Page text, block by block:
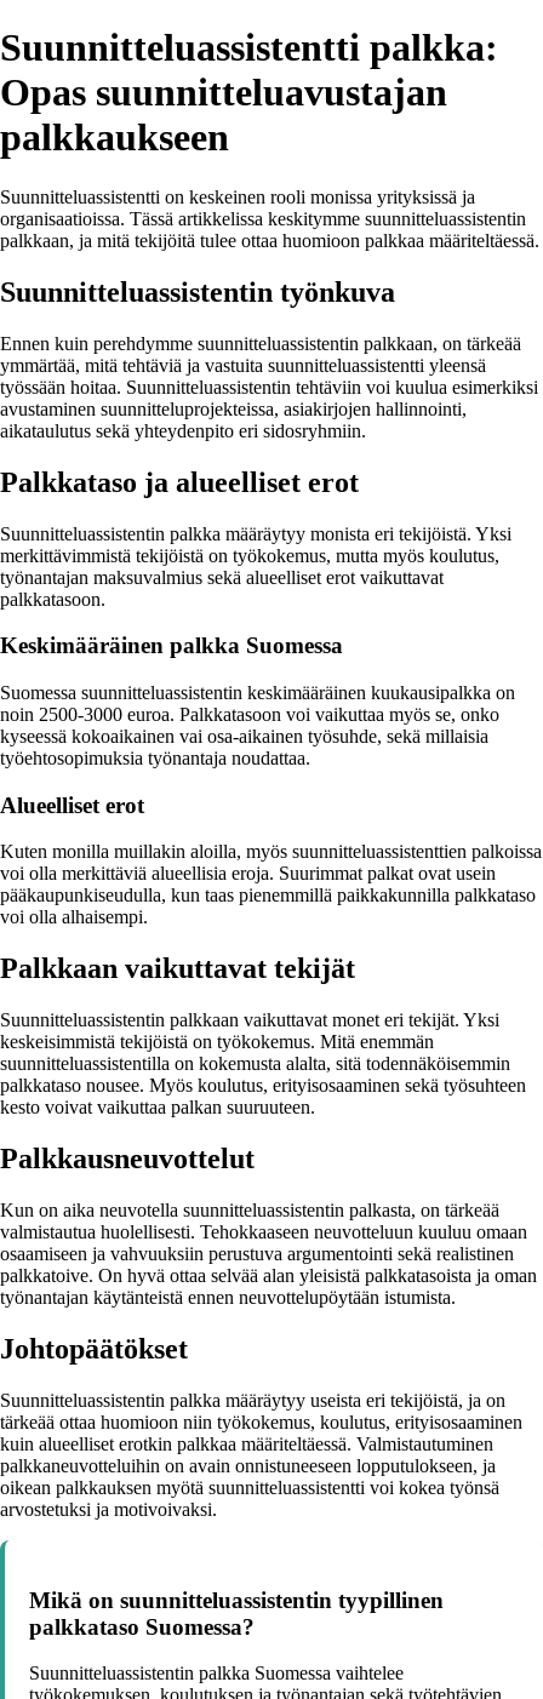
Suunnitteluassistentti palkka:
Opas suunnitteluavustajan
palkkaukseen
Suunnitteluassistentti on keskeinen rooli monissa yrityksissä ja
organisaatioissa. Tässä artikkelissa keskitymme suunnitteluassistentin
palkkaan, ja mitä tekijöitä tulee ottaa huomioon palkkaa määriteltäessä.
Suunnitteluassistentin työnkuva
Ennen kuin perehdymme suunnitteluassistentin palkkaan, on tärkeää
ymmärtää, mitä tehtäviä ja vastuita suunnitteluassistentti yleensä
työssään hoitaa. Suunnitteluassistentin tehtäviin voi kuulua esimerkiksi
avustaminen suunnitteluprojekteissa, asiakirjojen hallinnointi,
aikataulutus sekä yhteydenpito eri sidosryhmiin.
Palkkataso ja alueelliset erot
Suunnitteluassistentin palkka määräytyy monista eri tekijöistä. Yksi
merkittävimmistä tekijöistä on työkokemus, mutta myös koulutus,
työnantajan maksuvalmius sekä alueelliset erot vaikuttavat
palkkatasoon.
Keskimääräinen palkka Suomessa
Suomessa suunnitteluassistentin keskimääräinen kuukausipalkka on
noin 2500-3000 euroa. Palkkatasoon voi vaikuttaa myös se, onko
kyseessä kokoaikainen vai osa-aikainen työsuhde, sekä millaisia
työehtosopimuksia työnantaja noudattaa.
Alueelliset erot
Kuten monilla muillakin aloilla, myös suunnitteluassistenttien palkoissa
voi olla merkittäviä alueellisia eroja. Suurimmat palkat ovat usein
pääkaupunkiseudulla, kun taas pienemmillä paikkakunnilla palkkataso
voi olla alhaisempi.
Palkkaan vaikuttavat tekijät
Suunnitteluassistentin palkkaan vaikuttavat monet eri tekijät. Yksi
keskeisimmistä tekijöistä on työkokemus. Mitä enemmän
suunnitteluassistentilla on kokemusta alalta, sitä todennäköisemmin
palkkataso nousee. Myös koulutus, erityisosaaminen sekä työsuhteen
kesto voivat vaikuttaa palkan suuruuteen.
Palkkausneuvottelut
Kun on aika neuvotella suunnitteluassistentin palkasta, on tärkeää
valmistautua huolellisesti. Tehokkaaseen neuvotteluun kuuluu omaan
osaamiseen ja vahvuuksiin perustuva argumentointi sekä realistinen
palkkatoive. On hyvä ottaa selvää alan yleisistä palkkatasoista ja oman
työnantajan käytänteistä ennen neuvottelupöytään istumista.
Johtopäätökset
Suunnitteluassistentin palkka määräytyy useista eri tekijöistä, ja on
tärkeää ottaa huomioon niin työkokemus, koulutus, erityisosaaminen
kuin alueelliset erotkin palkkaa määriteltäessä. Valmistautuminen
palkkaneuvotteluihin on avain onnistuneeseen lopputulokseen, ja
oikean palkkauksen myötä suunnitteluassistentti voi kokea työnsä
arvostetuksi ja motivoivaksi.
Mikä on suunnitteluassistentin tyypillinen
palkkataso Suomessa?
Suunnitteluassistentin palkka Suomessa vaihtelee